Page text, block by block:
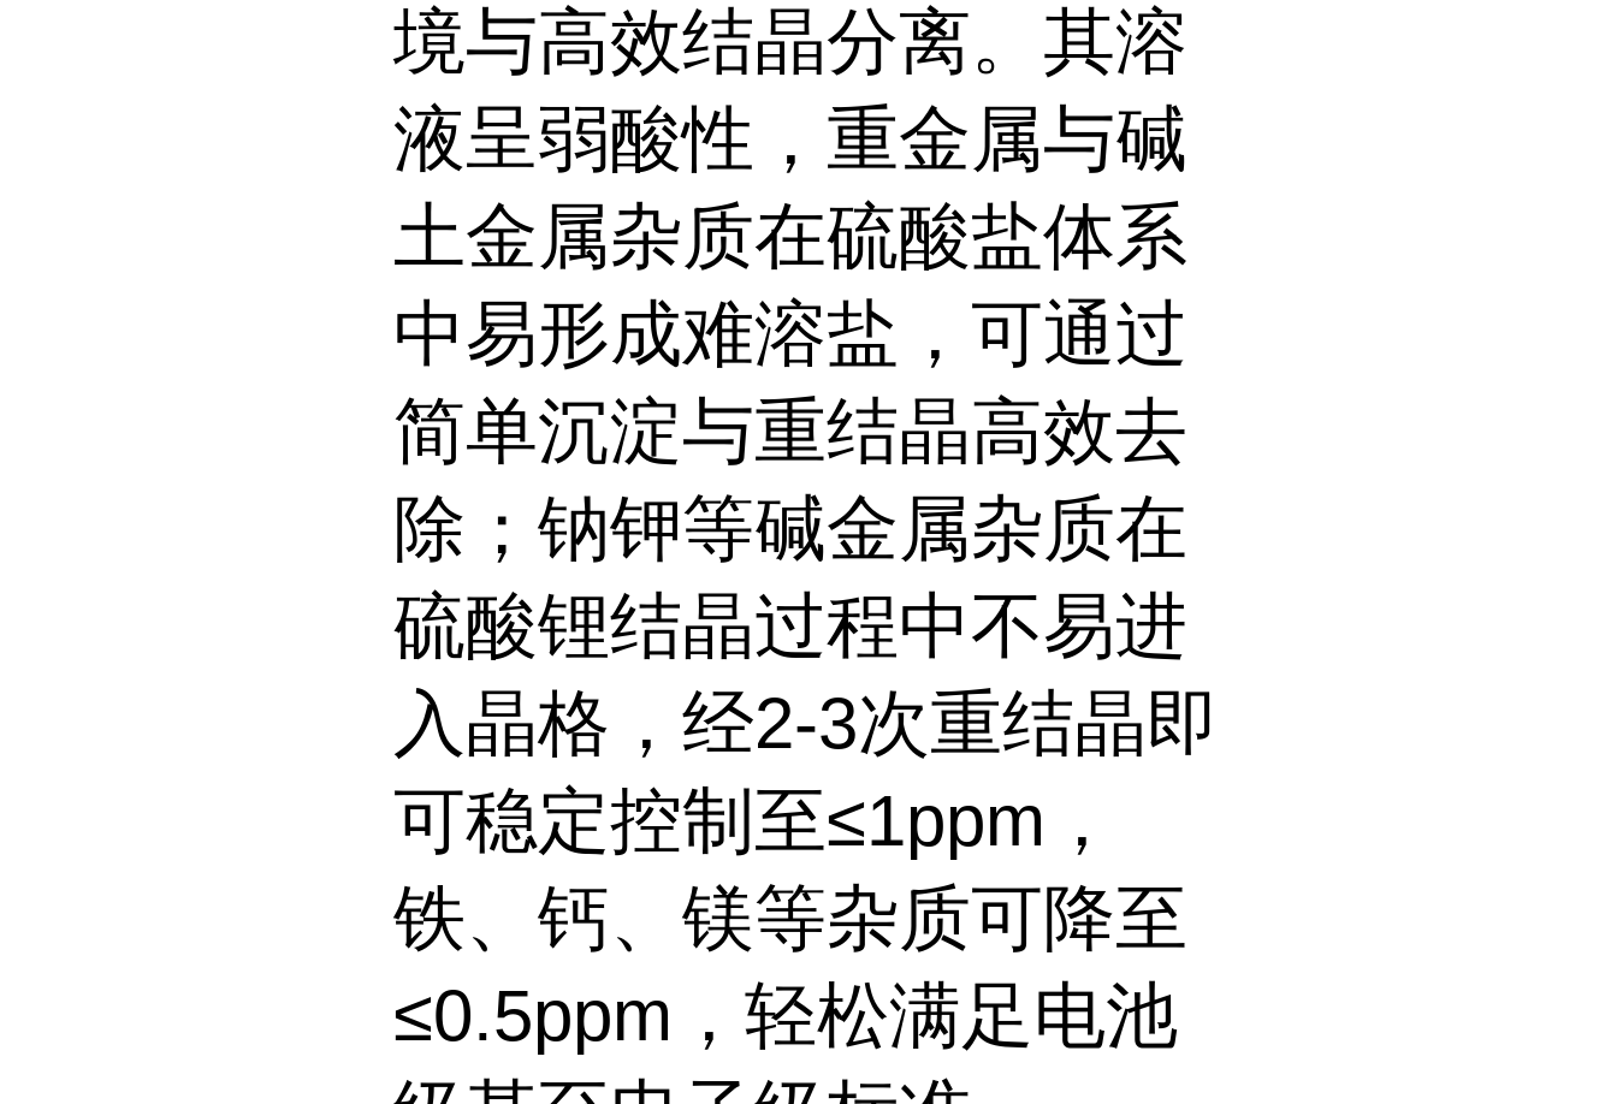
境与高效结晶分离。其溶
液呈弱酸性，重金属与碱
土金属杂质在硫酸盐体系
中易形成难溶盐，可通过
简单沉淀与重结晶高效去
除；钠钾等碱金属杂质在
硫酸锂结晶过程中不易进
入晶格，经2-3次重结晶即
可稳定控制至≤1ppm ，
铁、钙、镁等杂质可降至
≤0.5ppm ，轻松满足电池